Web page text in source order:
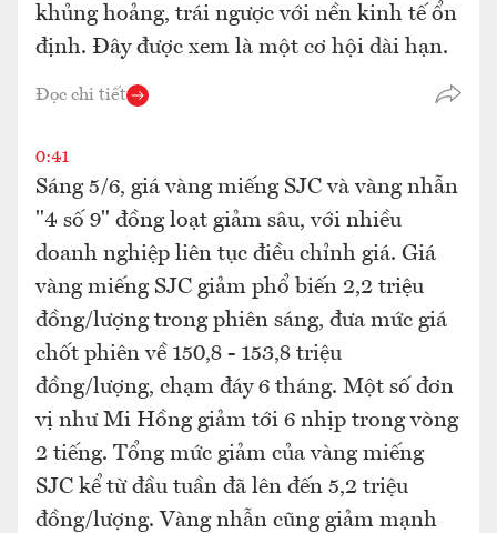
khủng hoảng, trái ngược với nền kinh tế ổn
định. Đây được xem là một cơ hội dài hạn.
Đọc chi tiết
0:41
Sáng 5/6, giá vàng miếng SJC và vàng nhẫn
"4 số 9" đồng loạt giảm sâu, với nhiều
doanh nghiệp liên tục điều chỉnh giá. Giá
vàng miếng SJC giảm phổ biến 2,2 triệu
đồng/lượng trong phiên sáng, đưa mức giá
chốt phiên về 150,8 - 153,8 triệu
đồng/lượng, chạm đáy 6 tháng. Một số đơn
vị như Mi Hồng giảm tới 6 nhịp trong vòng
2 tiếng. Tổng mức giảm của vàng miếng
SJC kể từ đầu tuần đã lên đến 5,2 triệu
đồng/lượng. Vàng nhẫn cũng giảm mạnh